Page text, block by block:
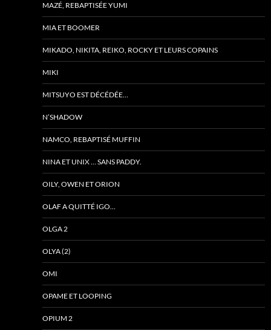
MAZÉ, REBAPTISÉE YUMI
MIA ET BOOMER
MIKADO, NIKITA, REIKO, ROCKY ET LEURS COPAINS
MIKI
MITSUYO EST DÉCÉDÉE…
N’SHADOW
NAMCO, REBAPTISÉ MUFFIN
NINA ET UNIX … SANS PADDY.
OILY, OWEN ET ORION
OLAF A QUITTÉ IGO…
OLGA 2
OLYA (2)
OMI
OPAME ET LOOPING
OPIUM 2